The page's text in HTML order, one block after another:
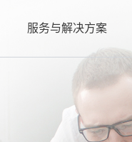
服务与解决方案